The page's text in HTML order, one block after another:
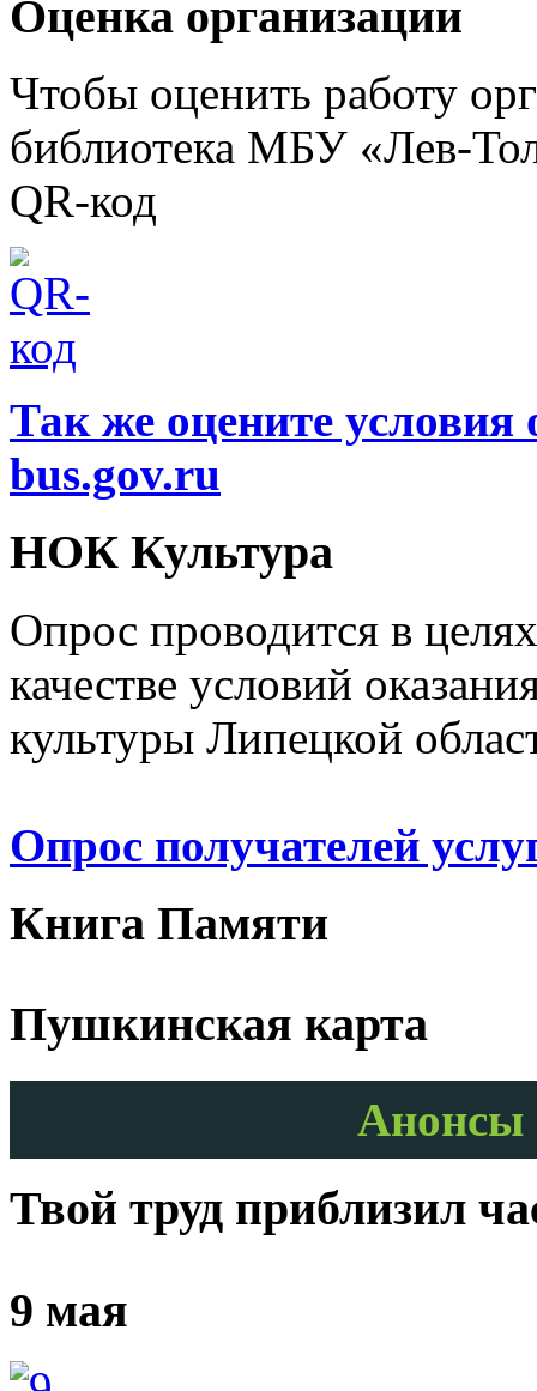
Оценка организации
Чтобы оценить работу
библиотека МБУ «Лев-
QR-код
Так же оцените условия
bus.gov.ru
НОК Культура
Опрос проводится в
качестве условий
культуры Липецкой
Опрос получателей
Книга Памяти
Пушкинская карта
Анонсы
Твой труд приблизил
9 мая